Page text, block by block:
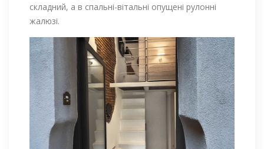
складний, а в спальні-вітальні опущені рулонні
жалюзі.